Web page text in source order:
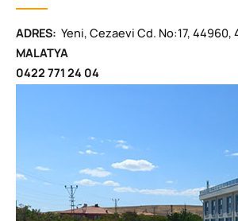
ADRES: Yeni, Cezaevi Cd. No:17, 44960,
MALATYA
0422 771 24 04